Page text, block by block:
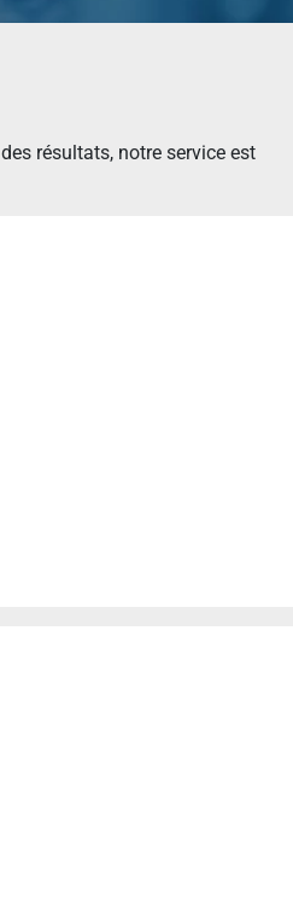
résultats, notre service est